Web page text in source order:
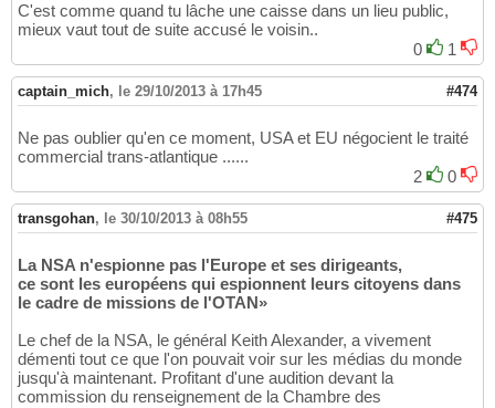
C'est comme quand tu lâche une caisse dans un lieu public,
mieux vaut tout de suite accusé le voisin..
0
1
captain_mich, le 29/10/2013 à 17h45 #474
Ne pas oublier qu'en ce moment, USA et EU négocient le traité
commercial trans-atlantique ......
2
0
transgohan, le 30/10/2013 à 08h55 #475
La NSA n'espionne pas l'Europe et ses dirigeants,
ce sont les européens qui espionnent leurs citoyens dans
le cadre de missions de l'OTAN»
Le chef de la NSA, le général Keith Alexander, a vivement
démenti tout ce que l'on pouvait voir sur les médias du monde
jusqu'à maintenant. Profitant d'une audition devant la
commission du renseignement de la Chambre des